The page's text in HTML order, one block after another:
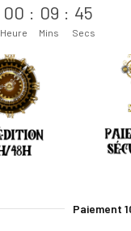
00
Heure
: 09
Mins
: 44
Secs
Paiement